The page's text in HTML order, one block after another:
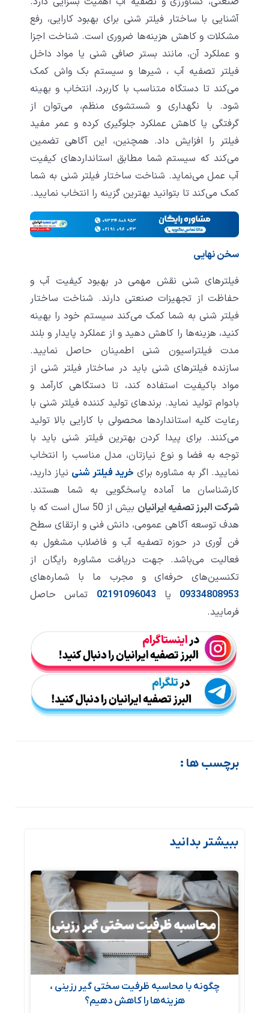
آشنایی با ساختار فیلتر شنی برای بهبود کارایی، رفع
مشکلات و کاهش هزینه‌ها ضروری است. شناخت اجزا
و عملکرد آن، مانند بستر صافی شنی یا مواد داخل
فیلتر تصفیه آب ، شیرها و سیستم بک واش کمک
می‌کند تا دستگاه متناسب با کاربرد، انتخاب و بهینه
شود. با نگهداری و شستشوی منظم، می‌توان از
گرفتگی یا کاهش عملکرد جلوگیری کرده و عمر مفید
فیلتر را افزایش داد. همچنین، این آگاهی تضمین
می‌کند که سیستم شما مطابق استانداردهای کیفیت
آب عمل می‌نماید. شناخت ساختار فیلتر شنی به شما
کمک می‌کند تا بتوانید بهترین گزینه را انتخاب نمایید.
سخن نهایی
فیلترهای شنی نقش مهمی در بهبود کیفیت آب و
حفاظت از تجهیزات صنعتی دارند. شناخت ساختار
فیلتر شنی به شما کمک می‌کند سیستم خود را بهینه
کنید، هزینه‌ها را کاهش دهید و از عملکرد پایدار و بلند
مدت فیلتراسیون شنی اطمینان حاصل نمایید.
سازنده فیلترهای شنی باید در ساختار فیلتر شنی از
مواد باکیفیت استفاده کند، تا دستگاهی کارآمد و
بادوام تولید نماید. برندهای تولید کننده فیلتر شنی با
رعایت کلیه استانداردها محصولی با کارایی بالا تولید
می‌کنند. برای پیدا کردن بهترین فیلتر شنی باید با
توجه به فضا و نوع نیازتان، مدل مناسب را انتخاب
نمایید. اگر به مشاوره برای خرید فیلتر شنی نیاز دارید،
کارشناسان ما آماده پاسخگویی به شما هستند.
شرکت البرز تصفیه ایرانیان
بیش از 50 سال است که با
هدف توسعه آگاهی عمومی، دانش فنی و ارتقای سطح
فن آوری در حوزه­ تصفیه آب و فاضلاب مشغول به
فعالیت می‌باشد. جهت دریافت مشاوره رایگان از
تکنسین­‌های حرفه‌­ای و مجرب ما با شماره‌های
09334808953 یا02191096043 تماس حاصل
فرمایید.
برچسب ها :
ببیشتر بدانید
چگونه با محاسبه ظرفیت سختی گیر رزینی ،
هزینه‌ها را کاهش دهیم؟